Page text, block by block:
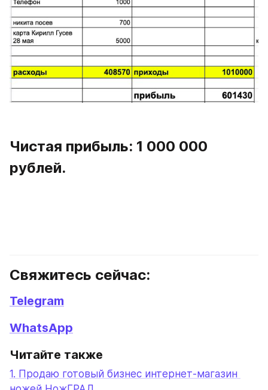
Чистая прибыль: 1 000 000
рублей.
Свяжитесь сейчас:
Telegram
WhatsApp
Читайте также
1. Продаю готовый бизнес интернет-магазин